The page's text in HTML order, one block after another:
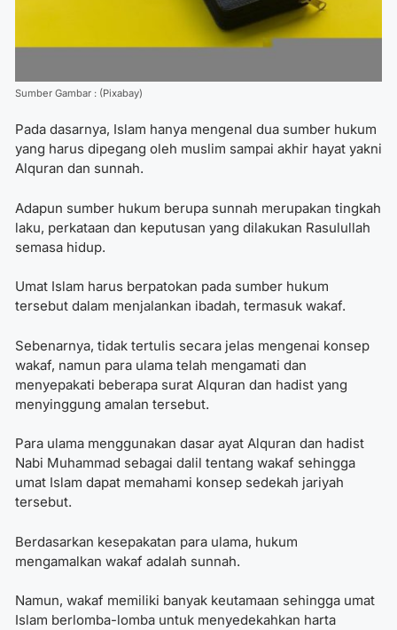
Sumber Gambar : (Pixabay)
Pada dasarnya, Islam hanya mengenal dua sumber hukum
yang harus dipegang oleh muslim sampai akhir hayat yakni
Alquran dan sunnah.
Adapun sumber hukum berupa sunnah merupakan tingkah
laku, perkataan dan keputusan yang dilakukan Rasulullah
semasa hidup.
Umat Islam harus berpatokan pada sumber hukum
tersebut dalam menjalankan ibadah, termasuk wakaf.
Sebenarnya, tidak tertulis secara jelas mengenai konsep
wakaf, namun para ulama telah mengamati dan
menyepakati beberapa surat Alquran dan hadist yang
menyinggung amalan tersebut.
Para ulama menggunakan dasar ayat Alquran dan hadist
Nabi Muhammad sebagai dalil tentang wakaf sehingga
umat Islam dapat memahami konsep sedekah jariyah
tersebut.
Berdasarkan kesepakatan para ulama, hukum
mengamalkan wakaf adalah sunnah.
Namun, wakaf memiliki banyak keutamaan sehingga umat
Islam berlomba-lomba untuk menyedekahkan harta